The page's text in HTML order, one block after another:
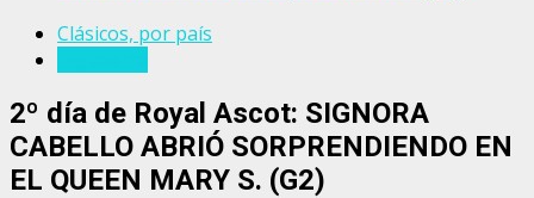
Clásicos, por país
2º día de Royal Ascot: SIGNORA
CABELLO ABRIÓ SORPRENDIENDO EN
EL QUEEN MARY S. (G2)